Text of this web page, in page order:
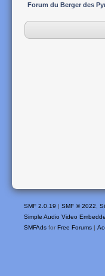
Forum du Berger des
SMF 2.0.19 | SMF © 2022
Simple Audio Video
SMFAds for Free Forums |